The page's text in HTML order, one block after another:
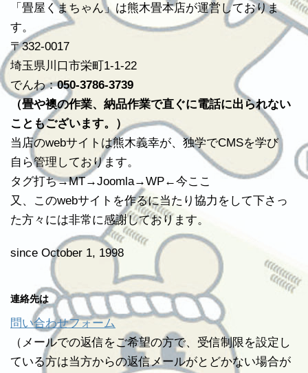
「畳屋くまちゃん」は熊木畳本店が運営しておりま
す。
〒332-0017
埼玉県川口市栄町1-1-22
でんわ：050-3786-3739
（畳や襖の作業、納品作業で直ぐに電話に出られない
こともございます。）
当店のwebサイトは熊木義幸が、独学でCMSを学び
自ら管理しております。
タグ打ち→MT→Joomla→WP←今ここ
又、このwebサイトを作るに当たり協力をして下さっ
た方々には非常に感謝しております。
since October 1, 1998
連絡先は
問い合わせフォーム
（メールでの返信をご希望の方で、受信制限を設定し
ている方は当方からの返信メールがとどかない場合が